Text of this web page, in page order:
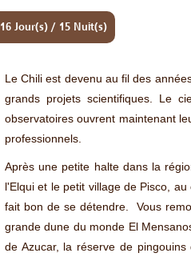
16 Jour(s) / 15 Nuit(s)
Le Chili est devenu au fil des
grands projets scientifiques. Le
observatoires ouvrent maintenant
professionnels.
Après une petite halte dans la
l'Elqui et le petit village de Pisco,
fait bon de se détendre. Vous
grande dune du monde El
de Azucar, la réserve de